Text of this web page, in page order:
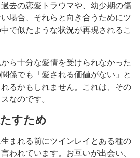
去の恋愛トラウマや、幼少期の傷
場合、それらと向き合うためにツ
で似たような状況が再現されるこ
ら十分な愛情を受けられなかった
係でも「愛される価値がない」と
るかもしれません。これは、その
なのです。
すため
まれる前にツインレイとある種の
われています。お互いが出会い、